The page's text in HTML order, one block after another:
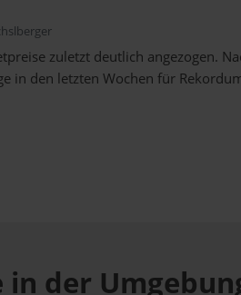
zuletzt deutlich angezogen.
in den letzten Wochen für
in der